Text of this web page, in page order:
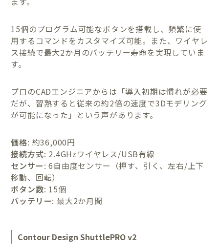
15個のプログラム可能なボタンを搭載し、頻繁に使
用するコマンドをカスタマイズ可能。また、ワイヤレ
ス接続で最大2か月のバッテリー寿命を実現していま
す。
プロのCADエンジニアからは「導入初期は慣れが必要
だが、習熟すると従来の約2倍の速度で3Dモデリング
が可能になった」という声があります。
価格: 約36,000円
接続方式: 2.4GHzワイヤレス/USB有線
センサー: 6自由度センサー（押す、引く、左右/上下
移動、回転）
ボタン数: 15個
バッテリー: 最大2か月間
Contour Design ShuttlePRO v2